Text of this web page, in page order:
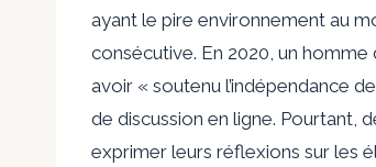
ayant le pire environnement au
consécutive. En 2020, un
avoir « soutenu l’indépendance
de discussion en ligne. Pourtant,
exprimer leurs réflexions sur les